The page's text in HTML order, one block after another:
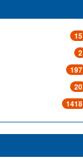
15
2
197
20
1418